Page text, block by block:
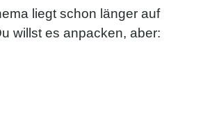
liegt schon länger auf
willst es anpacken, aber: